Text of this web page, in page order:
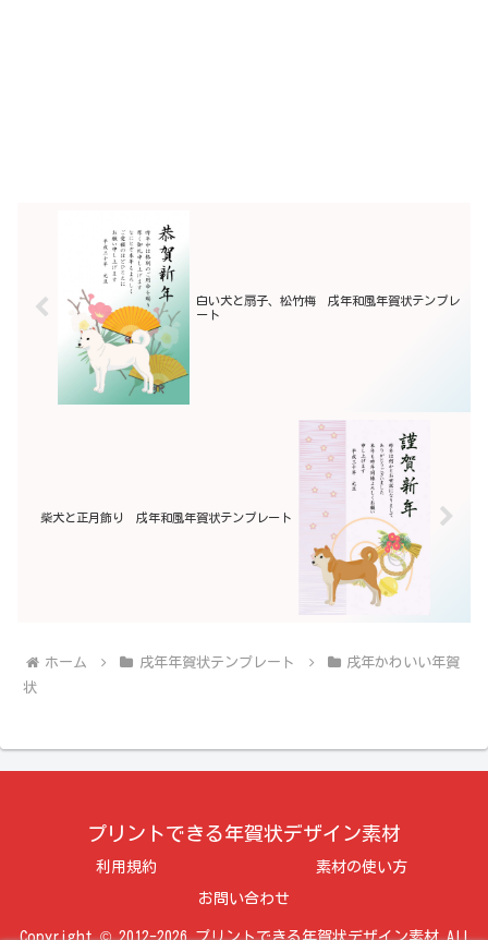
白い犬と扇子、松竹梅 戌年和風年賀状テンプレ
ート
柴犬と正月飾り 戌年和風年賀状テンプレート
ホーム 戌年年賀状テンプレート
戌年かわいい年賀
状
プリントできる年賀状デザイン素材
利用規約 素材の使い方
お問い合わせ
Copyright © 2012-2026 プリントできる年賀状デザイン素材 All